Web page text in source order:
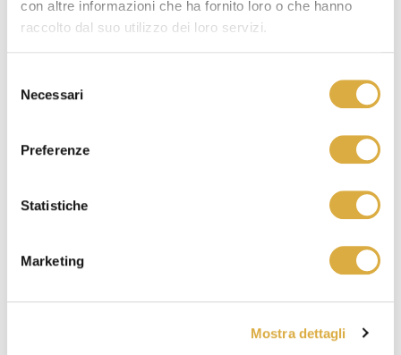
con altre informazioni che ha fornito loro o che hanno
raccolto dal suo utilizzo dei loro servizi.
delNecessari
Preferenze
Statistiche
Marketing
Mostra dettagli
C.da Campiglione, 20
63900 Fermo (FM)
SAN BENEDETTO